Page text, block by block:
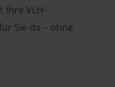
Ihre VLH-
Sie da – ohne